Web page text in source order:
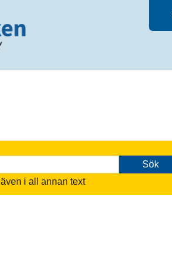
Sök
även i all annan text